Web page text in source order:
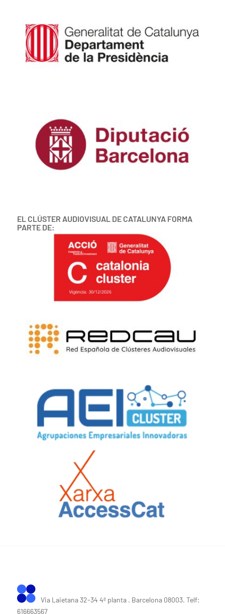
EL CLÚSTER AUDIOVISUAL DE CATALUNYA FORMA
PARTE DE:
Via Laietana 32-34 4ª planta . Barcelona 08003. Telf:
616663567